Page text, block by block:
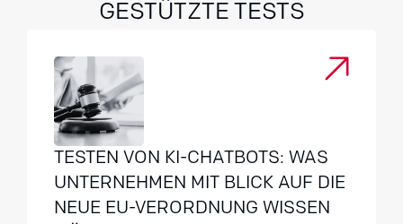
GESTÜTZTE TESTS
TESTEN VON KI-CHATBOTS: WAS
UNTERNEHMEN MIT BLICK AUF DIE
NEUE EU-VERORDNUNG WISSEN